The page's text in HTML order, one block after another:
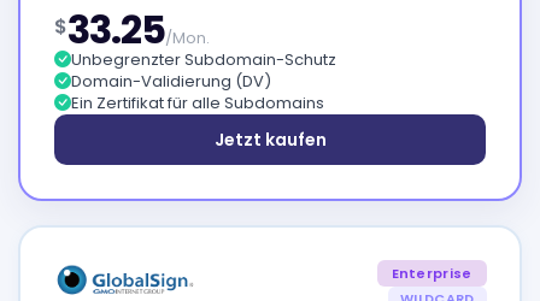
$33.25/Mon.
Unbegrenzter Subdomain-Schutz
Domain-Validierung (DV)
Ein Zertifikat für alle Subdomains
Jetzt kaufen
Enterprise